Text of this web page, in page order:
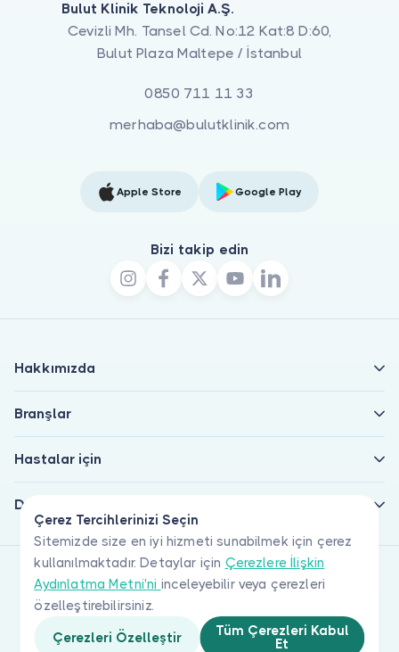
Çerez Tercihlerinizi Seçin
Sitemizde size en iyi hizmeti sunabilmek için çerez
kullanılmaktadır. Detaylar için Çerezlere İlişkin
Aydınlatma Metni'ni inceleyebilir veya çerezleri
özelleştirebilirsiniz.
Çerezleri Özelleştir
Tüm Çerezleri Kabul
Et
Bulut Klinik Teknoloji A.Ş.
Cevizli Mh. Tansel Cd. No:12 Kat:8 D:60,
Bulut Plaza Maltepe / İstanbul
0850 711 11 33
merhaba@bulutklinik.com
Apple Store Google Play
Bizi takip edin
Hakkımızda
Branşlar
Hastalar için
Doktorlar için